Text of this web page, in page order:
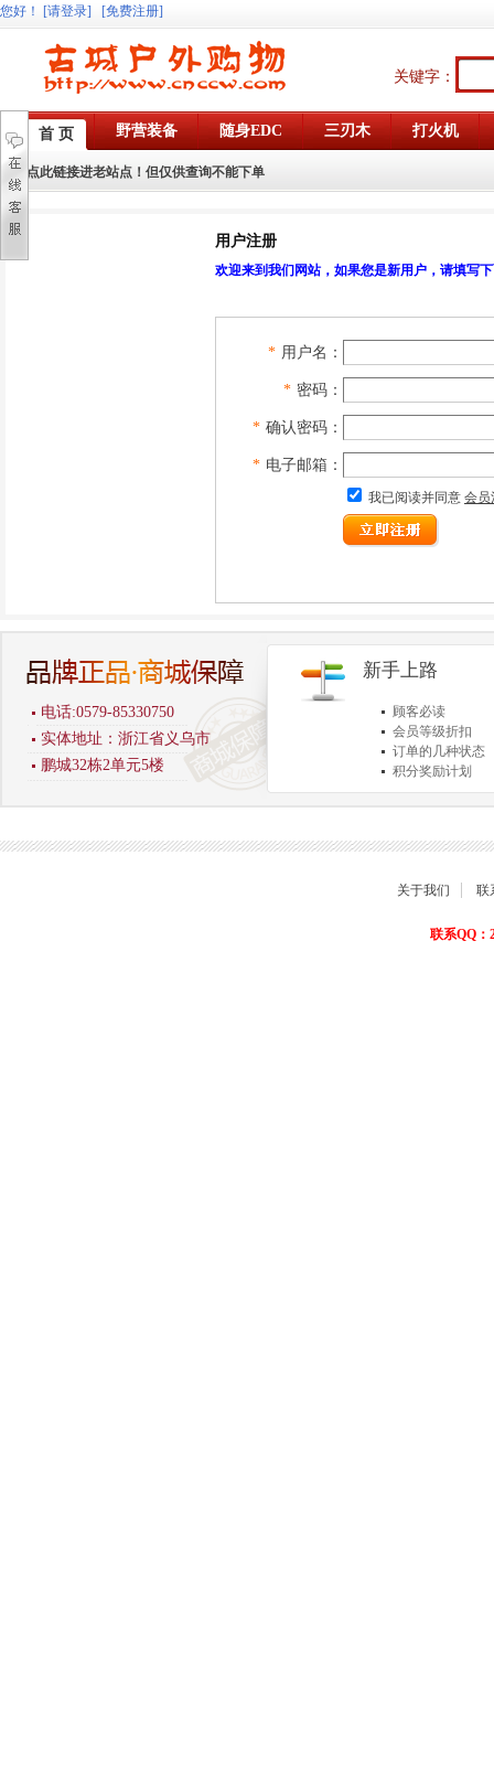
您好 ！ [请登录] [免费注册]
关键字：
首 页 野营装备 随身EDC 三刃木 打火机
点此链接进老站点！但仅供查询不能下单
用户注册
欢迎来到我们网站，如果您是新用户，请填写
* 用户名：
* 密码：
* 确认密码：
* 电子邮箱：
我已阅读并同意 会员
电话:0579-85330750
实体地址：浙江省义乌市
鹏城32栋2单元5楼
新手上路
顾客必读
会员等级折扣
订单的几种状态
积分奖励计划
商品退货保障
关于我们 联
联系QQ：